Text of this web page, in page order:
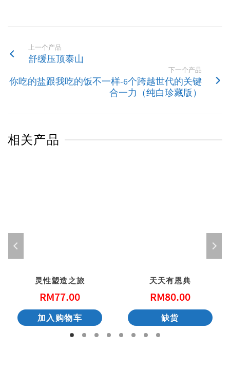
上一个产品
舒缓压顶泰山
下一个产品
你吃的盐跟我吃的饭不一样-6个跨越世代的关键
合一力（纯白珍藏版）
相关产品
灵性塑造之旅
RM77.00
加入购物车
天天有恩典
RM80.00
缺货